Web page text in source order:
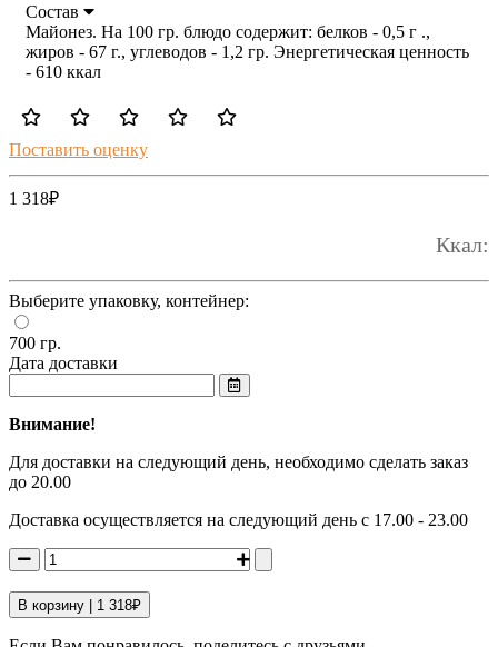
Состав
Майонез. На 100 гр. блюдо содержит: белков - 0,5 г .,
жиров - 67 г., углеводов - 1,2 гр. Энергетическая ценность
- 610 ккал
Поставить оценку
1 318₽
Ккал:
Выберите упаковку, контейнер:
700 гр.
Дата доставки
Внимание!
Для доставки на следующий день, необходимо сделать заказ
до 20.00
Доставка осуществляется на следующий день с 17.00 - 23.00
В корзину | 1 318₽